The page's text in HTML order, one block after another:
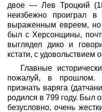
двое — Лев Троцкий
неизбежно проиграл
выраженным евреем, но
был с Херсонщины,
выглядел дико и
кстати, с удовольствием
Главные
пожалуй, в прошлом.
признать варяга
родился в 799 году. Был
безусловно, очень